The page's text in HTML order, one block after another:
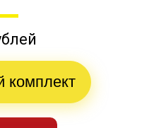
комплект